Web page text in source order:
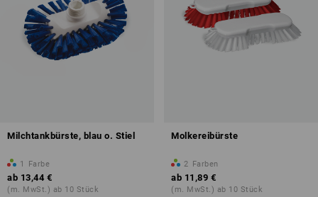
Milchtankbürste, blau o. Stiel
1 Farbe
ab 13,44 €
(m. MwSt.) ab 10 Stück
Molkereibürste
2 Farben
ab 11,89 €
(m. MwSt.) ab 10 Stück